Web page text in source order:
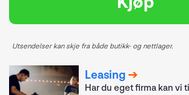
Utsendelser kan skje fra både butikk- og nettlager.
Leasing
Har du eget firma kan vi